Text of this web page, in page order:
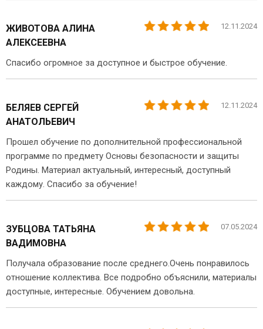
12.11.2024
ЖИВОТОВА АЛИНА
АЛЕКСЕЕВНА
Спасибо огромное за доступное и быстрое обучение.
12.11.2024
БЕЛЯЕВ СЕРГЕЙ
АНАТОЛЬЕВИЧ
Прошел обучение по дополнительной профессиональной
программе по предмету Основы безопасности и защиты
Родины. Материал актуальный, интересный, доступный
каждому. Спасибо за обучение!
07.05.2024
ЗУБЦОВА ТАТЬЯНА
ВАДИМОВНА
Получала образование после среднего.Очень понравилось
отношение коллектива. Все подробно объяснили, материалы
доступные, интересные. Обучением довольна.